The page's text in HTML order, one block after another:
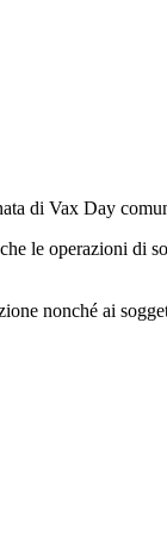
di Vax Day
le operazioni di
nonché ai